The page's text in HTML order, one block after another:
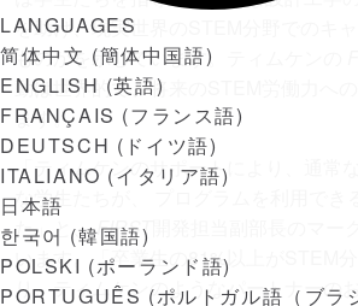
LANGUAGES
简体中文 (簡体中国語)
ENGLISH (英語)
FRANÇAIS (フランス語)
DEUTSCH ( ドイツ語)
ITALIANO (イタリア語)
日本語
한국어 (韓国語)
POLSKI (ポーランド語)
PORTUGUÊS (ポルトガル語（ブラ
を助け、現実世界のSTEM分野でのキャ
ものかを示しています。ティムケンの
動は世界的で、将来のSTEM労働力への
ます。
「ティムケンのサポートにより、通常
な学生たちが、
た」と、FIRST
います。「卒業生の81%以上がSTEM分
り、ティムケンのようなパートナーの